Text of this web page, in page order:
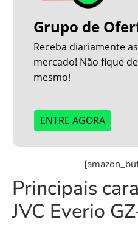
Grupo de
Receba diariamente
mercado! Não fique
mesmo!
ENTRE AGORA
Principais
JVC Everio